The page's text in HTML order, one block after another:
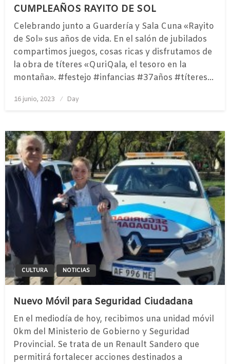
CUMPLEAÑOS RAYITO DE SOL
Celebrando junto a Guardería y Sala Cuna «Rayito
de Sol» sus años de vida. En el salón de jubilados
compartimos juegos, cosas ricas y disfrutamos de
la obra de títeres «QuriQala, el tesoro en la
montaña». #festejo #infancias #37años #títeres…
Publicado
16 junio, 2023 Day
CULTURA NOTICIAS
Nuevo Móvil para Seguridad Ciudadana
En el mediodía de hoy, recibimos una unidad móvil
0km del Ministerio de Gobierno y Seguridad
Provincial. Se trata de un Renault Sandero que
permitirá fortalecer acciones destinados a